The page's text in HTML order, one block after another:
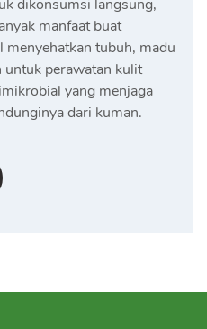
dikonsumsi langsung,
manfaat buat
menyehatkan tubuh, madu
untuk perawatan kulit
yang menjaga
dari kuman.